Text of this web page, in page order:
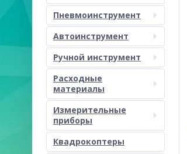
Пневмоинструмент
Автоинструмент
Ручной инструмент
Расходные
материалы
Измерительные
приборы
Квадрокоптеры